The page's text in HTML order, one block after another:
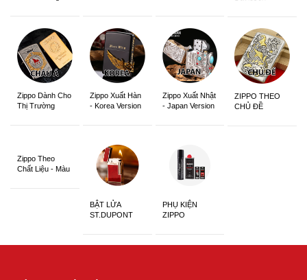
Zippo Dành Cho
Thị Trường
Zippo Xuất Hàn
- Korea Version
Zippo Xuất Nhật
- Japan Version
ZIPPO THEO
CHỦ ĐỀ
Zippo Theo
Chất Liệu - Màu
BẬT LỬA
ST.DUPONT
PHỤ KIỆN
ZIPPO